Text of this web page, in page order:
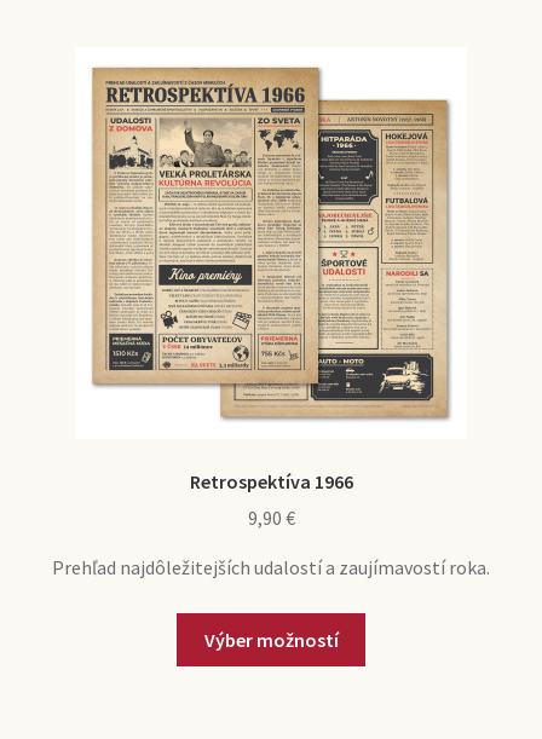
Retrospektíva 1966
9,90 €
Prehľad najdôležitejších udalostí a zaujímavostí roka.
Výber možností